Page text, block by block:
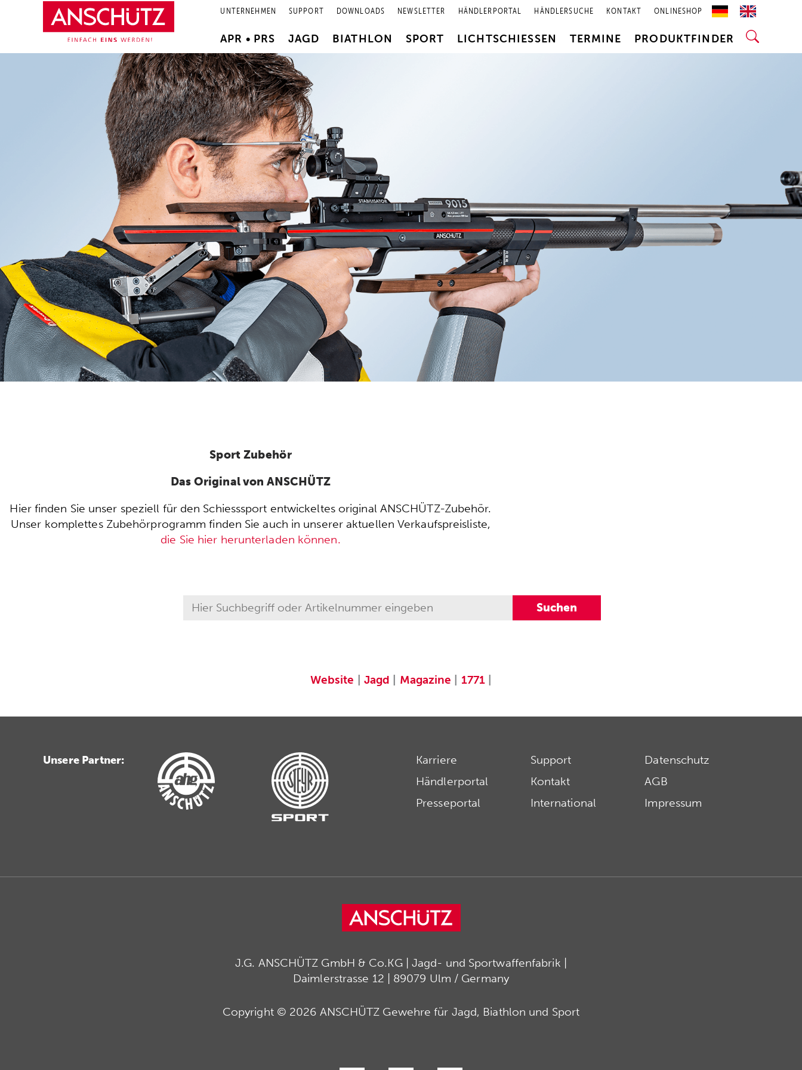
UNTERNEHMEN SUPPORT DOWNLOADS NEWSLETTER HÄNDLERPORTAL HÄNDLERSUCHE KONTAKT ONLINESHOP
APR • PRS JAGD BIATHLON SPORT LICHTSCHIESSEN TERMINE PRODUKTFINDER
Sport Zubehör
Das Original von ANSCHÜTZ
Hier finden Sie unser speziell für den Schiesssport entwickeltes original ANSCHÜTZ-Zubehör.
Unser komplettes Zubehörprogramm finden Sie auch in unserer aktuellen Verkaufspreisliste,
die Sie hier herunterladen können.
Website Jagd Magazine 1771
Unsere Partner:
Karriere
Händlerportal
Presseportal
Support
Kontakt
International
Datenschutz
AGB
Impressum
J.G. ANSCHÜTZ GmbH & Co.KG | Jagd- und Sportwaffenfabrik |
Daimlerstrasse 12 | 89079 Ulm / Germany
Copyright © 2026 ANSCHÜTZ Gewehre für Jagd, Biathlon und Sport